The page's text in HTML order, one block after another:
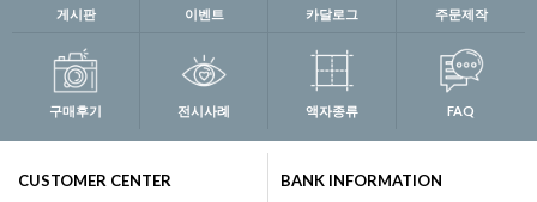
게시판 이벤트 카달로그 주문제작
구매후기 전시사례 액자종류 FAQ
CUSTOMER CENTER BANK INFORMATION